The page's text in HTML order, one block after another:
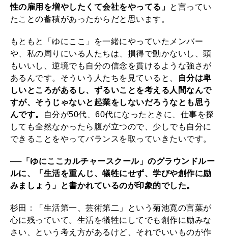
性の雇用を増やしたくて会社をやってる」 と言ってい
たことの蓄積があったからだと思います。
もともと「ゆにここ」を一緒にやっていたメンバー
や、私の周りにいる人たちは、損得で動かないし、頭
もいいし、逆境でも自分の信念を貫けるような強さが
あるんです。そういう人たちを見ていると、
自分は卑
しいところがあるし、ずるいことを考える人間なんで
すが、そうじゃないと起業をしないだろうなとも思う
んです。
自分が50代、60代になったときに、仕事を探
しても全然なかったら腹が立つので、少しでも自分に
できることをやってバランスを取っていきたいです。
──「ゆにここカルチャースクール」のグラウンドルー
ルに、「生活を重んじ、犠牲にせず、学びや創作に励
みましょう」と書かれているのが印象的でした。
杉田：「生活第一、芸術第二」という菊池寛の言葉が
心に残っていて。生活を犠牲にしてでも創作に励みな
さい、という考え方があるけど、それでいいものが作